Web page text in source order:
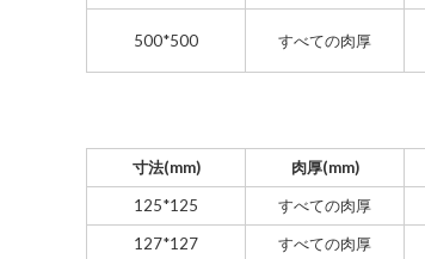
500*500 すべての肉厚
寸法(mm) 肉厚(mm)
125*125
すべての肉厚
127*127
すべての肉厚